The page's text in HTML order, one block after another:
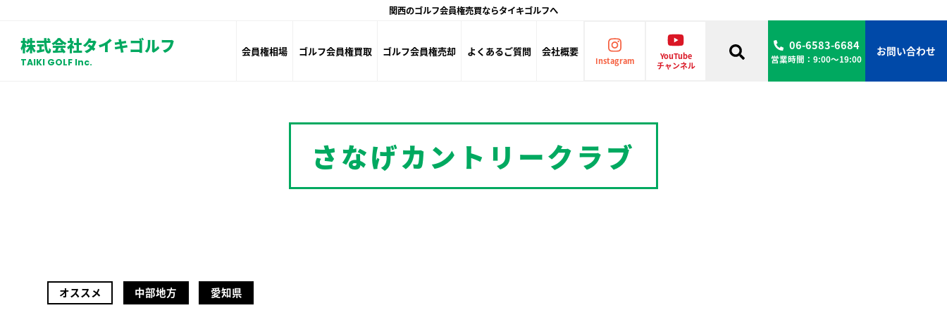
関西のゴルフ会員権売買ならタイキゴルフへ
株式会社タイキゴルフ
TAIKI GOLF Inc.
会員権相場 ゴルフ会員権買取 ゴルフ会員権売却 よくあるご質問 会社概要
Instagram
YouTube
チャンネル
06-6583-6684
営業時間：9:00〜19:00
お問い合わせ
さなげカントリークラブ
オススメ 中部地方 愛知県